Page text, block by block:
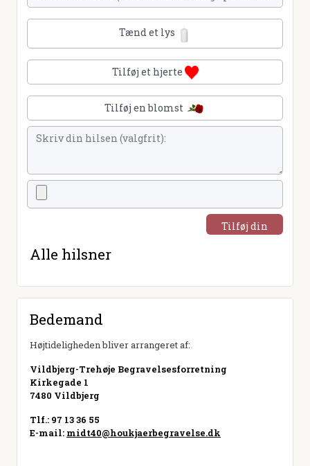
Tænd et lys
Tilføj et hjerte
Tilføj en blomst
Tilføj din
Alle hilsner
Bedemand
Højtideligheden bliver arrangeret af:
Vildbjerg-Trehøje Begravelsesforretning
Kirkegade 1
7480 Vildbjerg
Tlf.: 97 13 36 55
E-mail: midt40@houkjaerbegravelse.dk